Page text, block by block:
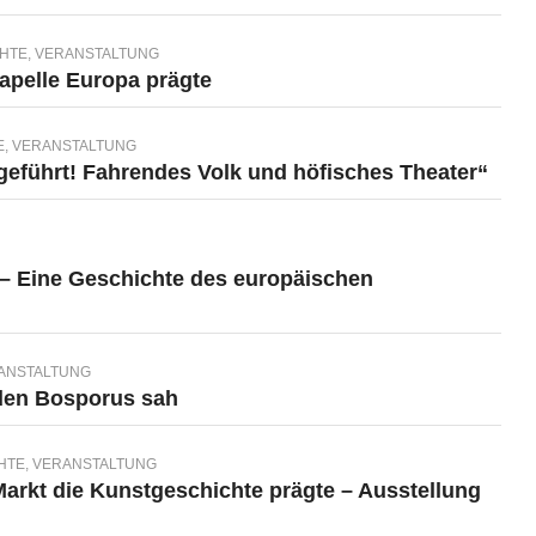
, VERANSTALTUNG
Europa prägte
, VERANSTALTUNG
Fahrendes Volk und höfisches Theater“
Eine Geschichte des europäischen
Bosporus sah
, VERANSTALTUNG
die Kunstgeschichte prägte – Ausstellung